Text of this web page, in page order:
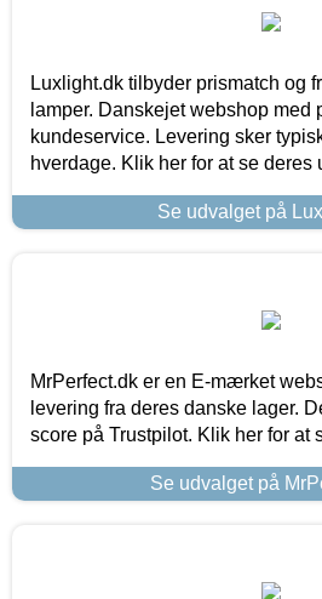
Luxlight.dk tilbyder prismatch og
lamper. Danskejet webshop med
kundeservice. Levering sker
hverdage. Klik her for at se deres
Se udvalget på
MrPerfect.dk er en E-mærket
levering fra deres danske lager.
score på Trustpilot. Klik her for at
Se udvalget på